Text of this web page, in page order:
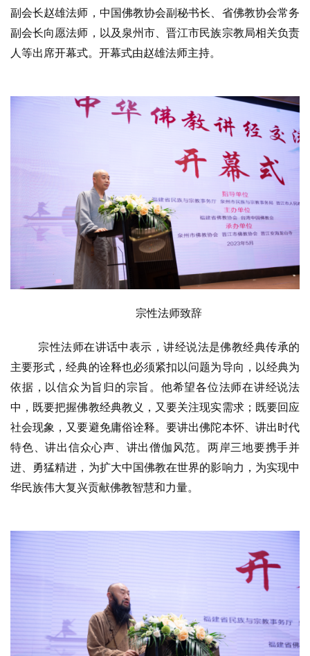
副会长赵雄法师，中国佛教协会副秘书长、省佛教协会常务
副会长向愿法师，以及泉州市、晋江市民族宗教局相关负责
人等出席开幕式。开幕式由赵雄法师主持。
宗性法师致辞
宗性法师在讲话中表示，讲经说法是佛教经典传承的
主要形式，经典的诠释也必须紧扣以问题为导向，以经典为
依据，以信众为旨归的宗旨。他希望各位法师在讲经说法
中，既要把握佛教经典教义，又要关注现实需求；既要回应
社会现象，又要避免庸俗诠释。要讲出佛陀本怀、讲出时代
特色、讲出信众心声、讲出僧伽风范。两岸三地要携手并
进、勇猛精进，为扩大中国佛教在世界的影响力，为实现中
华民族伟大复兴贡献佛教智慧和力量。